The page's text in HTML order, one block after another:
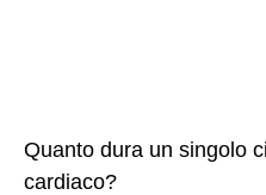
Quanto dura un singolo
cardiaco?